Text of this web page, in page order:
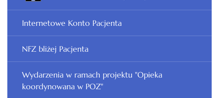
Internetowe Konto Pacjenta
NFZ bliżej Pacjenta
Wydarzenia w ramach projektu "Opieka
koordynowana w POZ"